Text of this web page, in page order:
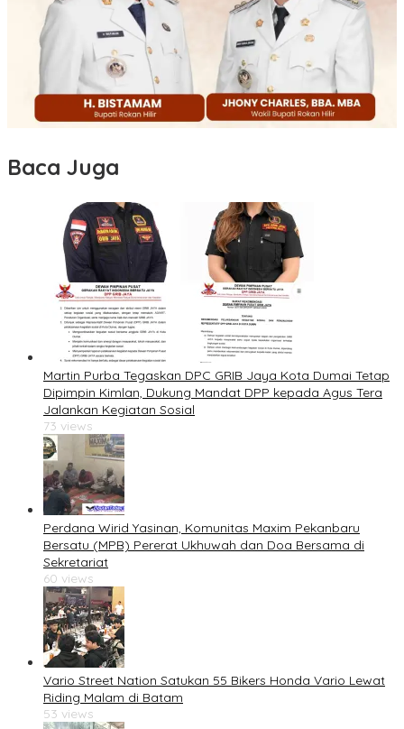
Baca Juga
Martin Purba Tegaskan DPC GRIB Jaya Kota Dumai Tetap
Dipimpin Kimlan, Dukung Mandat DPP kepada Agus Tera
Jalankan Kegiatan Sosial
73 views
Perdana Wirid Yasinan, Komunitas Maxim Pekanbaru
Bersatu (MPB) Pererat Ukhuwah dan Doa Bersama di
Sekretariat
60 views
Vario Street Nation Satukan 55 Bikers Honda Vario Lewat
Riding Malam di Batam
53 views